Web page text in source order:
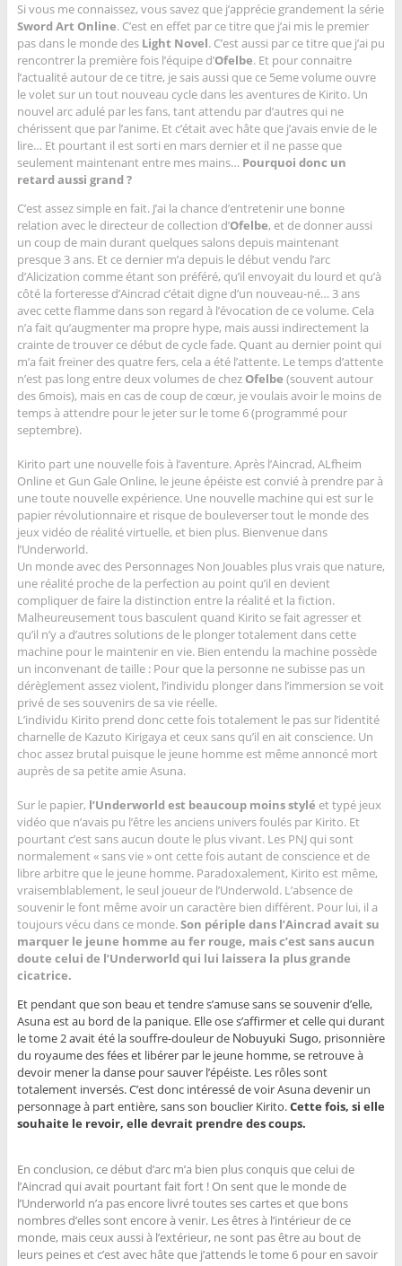
Si vous me connaissez, vous savez que j’apprécie grandement la série
Sword Art Online. C’est en effet par ce titre que j’ai mis le premier
pas dans le monde des Light Novel. C’est aussi par ce titre que j’ai pu
rencontrer la première fois l’équipe d’Ofelbe. Et pour connaitre
l’actualité autour de ce titre, je sais aussi que ce 5eme volume ouvre
le volet sur un tout nouveau cycle dans les aventures de Kirito. Un
nouvel arc adulé par les fans, tant attendu par d’autres qui ne
chérissent que par l’anime. Et c’était avec hâte que j’avais envie de le
lire… Et pourtant il est sorti en mars dernier et il ne passe que
seulement maintenant entre mes mains… Pourquoi donc un
retard aussi grand ?
C’est assez simple en fait. J’ai la chance d’entretenir une bonne
relation avec le directeur de collection d’Ofelbe, et de donner aussi
un coup de main durant quelques salons depuis maintenant
presque 3 ans. Et ce dernier m’a depuis le début vendu l’arc
d’Alicization comme étant son préféré, qu’il envoyait du lourd et qu’à
côté la forteresse d’Aincrad c’était digne d’un nouveau-né… 3 ans
avec cette flamme dans son regard à l’évocation de ce volume. Cela
n’a fait qu’augmenter ma propre hype, mais aussi indirectement la
crainte de trouver ce début de cycle fade. Quant au dernier point qui
m’a fait freiner des quatre fers, cela a été l’attente. Le temps d’attente
n’est pas long entre deux volumes de chezOfelbe (souvent autour
des 6mois), mais en cas de coup de cœur, je voulais avoir le moins de
temps à attendre pour le jeter sur le tome 6 (programmé pour
septembre).
Kirito part une nouvelle fois à l’aventure. Après l’Aincrad, ALfheim
Online et Gun Gale Online, le jeune épéiste est convié à prendre par à
une toute nouvelle expérience. Une nouvelle machine qui est sur le
papier révolutionnaire et risque de bouleverser tout le monde des
jeux vidéo de réalité virtuelle, et bien plus. Bienvenue dans
l’Underworld.
Un monde avec des Personnages Non Jouables plus vrais que nature,
une réalité proche de la perfection au point qu’il en devient
compliquer de faire la distinction entre la réalité et la fiction.
Malheureusement tous basculent quand Kirito se fait agresser et
qu’il n’y a d’autres solutions de le plonger totalement dans cette
machine pour le maintenir en vie. Bien entendu la machine possède
un inconvenant de taille : Pour que la personne ne subisse pas un
dérèglement assez violent, l’individu plonger dans l’immersion se voit
privé de ses souvenirs de sa vie réelle.
L’individu Kirito prend donc cette fois totalement le pas sur l’identité
charnelle de Kazuto Kirigaya et ceux sans qu’il en ait conscience. Un
choc assez brutal puisque le jeune homme est même annoncé mort
auprès de sa petite amie Asuna.
Sur le papier, l’Underworld est beaucoup moins stylé et typé jeux
vidéo que n’avais pu l’être les anciens univers foulés par Kirito. Et
pourtant c’est sans aucun doute le plus vivant. Les PNJ qui sont
normalement « sans vie » ont cette fois autant de conscience et de
libre arbitre que le jeune homme. Paradoxalement, Kirito est même,
vraisemblablement, le seul joueur de l’Underwold. L’absence de
souvenir le font même avoir un caractère bien différent. Pour lui, il a
toujours vécu dans ce monde.Son périple dans l’Aincrad avait su
marquer le jeune homme au fer rouge, mais c’est sans aucun
doute celui de l’Underworld qui lui laissera la plus grande
cicatrice.
Et pendant que son beau et tendre s’amuse sans se souvenir d’elle,
Asuna est au bord de la panique. Elle ose s’affirmer et celle qui durant
le tome 2 avait été la souffre-douleur de Nobuyuki Sugo, prisonnière
du royaume des fées et libérer par le jeune homme, se retrouve à
devoir mener la danse pour sauver l’épéiste. Les rôles sont
totalement inversés. C’est donc intéressé de voir Asuna devenir un
personnage à part entière, sans son bouclier Kirito.Cette fois, si elle
souhaite le revoir, elle devrait prendre des coups.
En conclusion, ce début d’arc m’a bien plus conquis que celui de
l’Aincrad qui avait pourtant fait fort ! On sent que le monde de
l’Underworld n’a pas encore livré toutes ses cartes et que bons
nombres d’elles sont encore à venir. Les êtres à l’intérieur de ce
monde, mais ceux aussi à l’extérieur, ne sont pas être au bout de
leurs peines et c’est avec hâte que j’attends le tome 6 pour en savoir